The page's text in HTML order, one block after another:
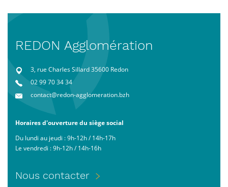
REDON Agglomération
3, rue Charles Sillard 35600 Redon
02 99 70 34 34
contact@redon-agglomeration.bzh
Horaires d'ouverture du siège social
Du lundi au jeudi : 9h-12h / 14h-17h
Le vendredi : 9h-12h / 14h-16h
Menu
Nous contacter